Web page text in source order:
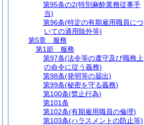
第95条の2(特別麻酔業務従事手
当)
第96条(特定の有期雇用職員につ
いての適用除外等)
第5章
服務
第1節
服務
第97条(法令等の遵守及び職務上
の命令に従う義務)
第98条(発明等の届出)
第99条(秘密を守る義務)
第100条(禁止行為)
第101条
第102条(有期雇用職員の倫理)
第103条(ハラスメントの防止等)